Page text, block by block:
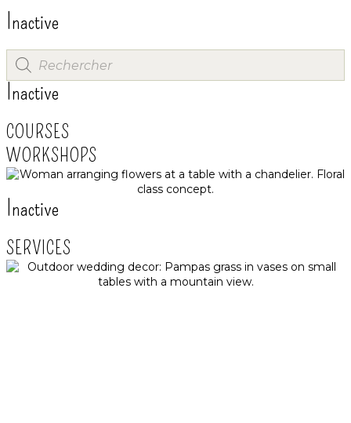
Inactive
Inactive
COURSES
WORKSHOPS
Inactive
SERVICES